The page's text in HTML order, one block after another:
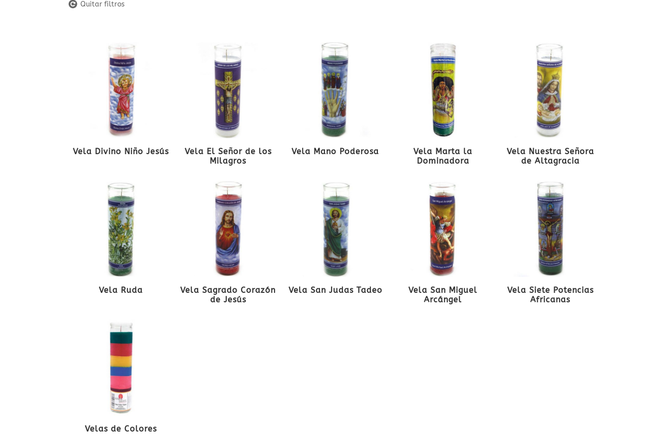
Quitar filtros
Vela Divino Niño Jesús
Vela El Señor de los
Milagros
Vela Mano Poderosa
Vela Marta la
Dominadora
Vela Nuestra Señora
de Altagracia
Vela Ruda
Vela Sagrado Corazón
de Jesús
Vela San Judas Tadeo
Vela San Miguel
Arcángel
Vela Siete Potencias
Africanas
Velas de Colores